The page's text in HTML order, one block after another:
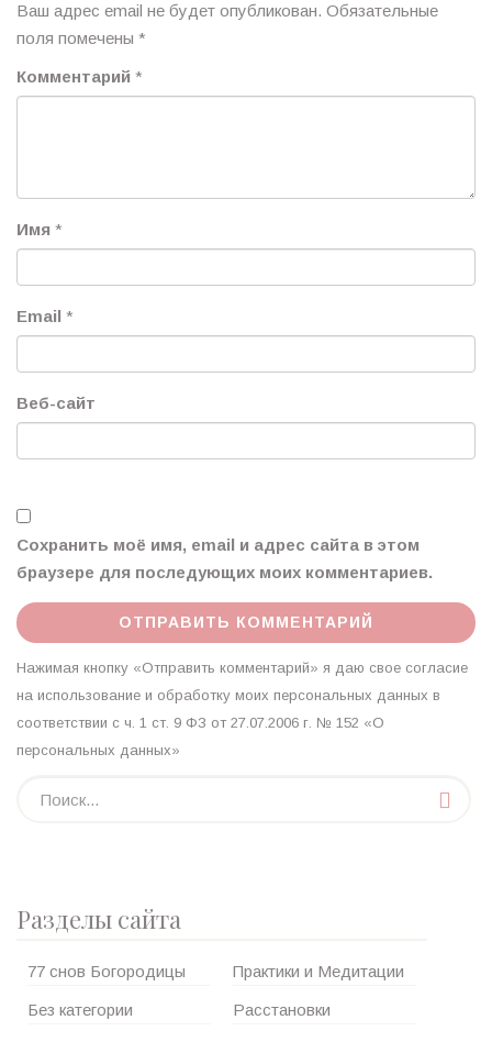
Ваш адрес email не будет опубликован. Обязательные
поля помечены *
Комментарий *
Имя *
Email *
Веб-сайт
Сохранить моё имя, email и адрес сайта в этом
браузере для последующих моих комментариев.
Нажимая кнопку «Отправить комментарий» я даю свое согласие
на использование и обработку моих персональных данных в
соответствии с ч. 1 ст. 9 ФЗ от 27.07.2006 г. № 152 «О
персональных данных»
Разделы сайта
77 снов Богородицы
Без категории
Практики и Медитации
Расстановки